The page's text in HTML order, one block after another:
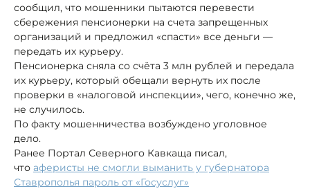
сообщил, что мошенники пытаются перевести
сбережения пенсионерки на счета запрещенных
организаций и предложил «спасти» все деньги —
передать их курьеру.
Пенсионерка сняла со счёта 3 млн рублей и передала
их курьеру, который обещали вернуть их после
проверки в «налоговой инспекции», чего, конечно же,
не случилось.
По факту мошенничества возбуждено уголовное
дело.
Ранее Портал Северного Кавкаща писал,
что аферисты не смогли выманить у губернатора
Ставрополья пароль от «Госуслуг»